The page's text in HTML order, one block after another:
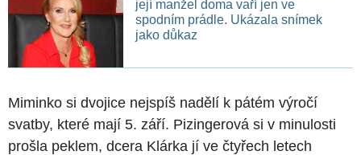
její manžel doma vaří jen ve
spodním prádle. Ukázala snímek
jako důkaz
Miminko si dvojice nejspíš nadělí k pátém výročí
svatby, které mají 5. září. Pizingerová si v minulosti
prošla peklem, dcera Klárka jí ve čtyřech letech